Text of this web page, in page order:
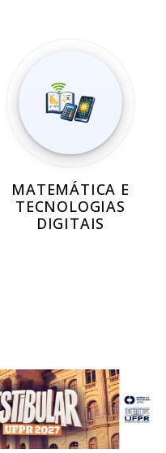
MATEMÁTICA E
TECNOLOGIAS
DIGITAIS